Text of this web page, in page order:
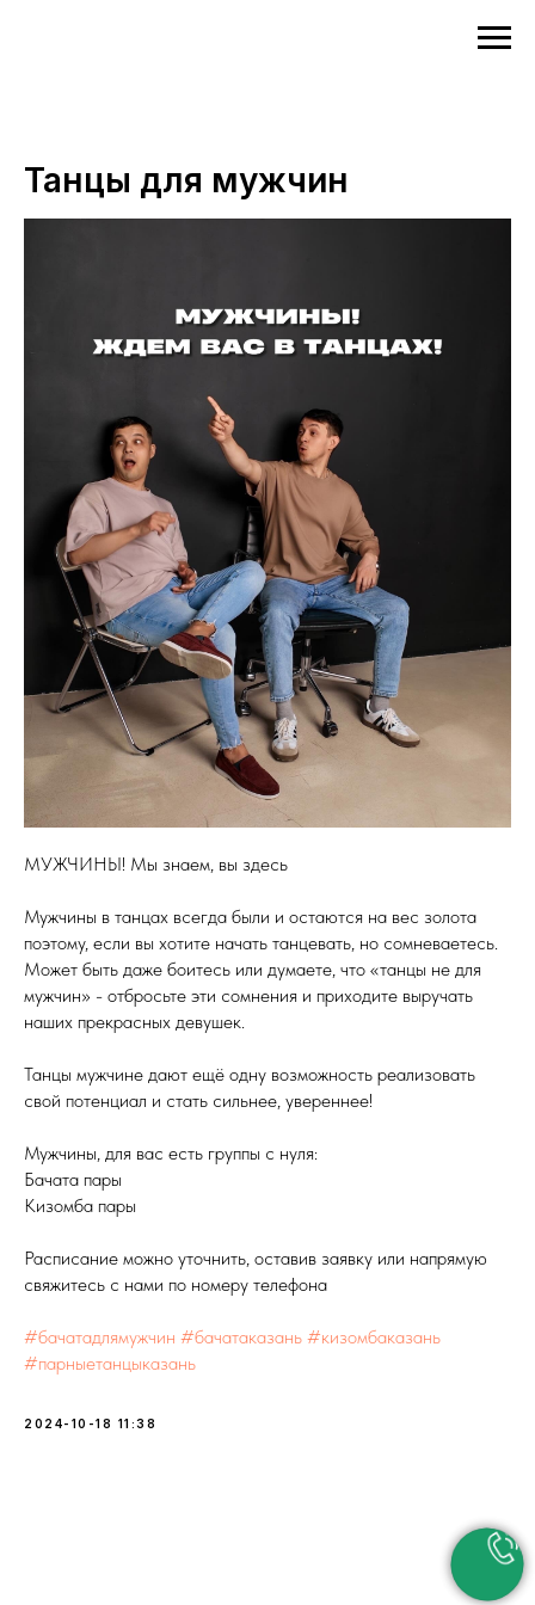
Танцы для мужчин
МУЖЧИНЫ! Мы знаем, вы здесь
Мужчины в танцах всегда были и остаются на вес золота
поэтому, если вы хотите начать танцевать, но сомневаетесь.
Может быть даже боитесь или думаете, что «танцы не для
мужчин» - отбросьте эти сомнения и приходите выручать
наших прекрасных девушек.
Танцы мужчине дают ещё одну возможность реализовать
свой потенциал и стать сильнее, увереннее!
Мужчины, для вас есть группы с нуля:
Бачата пары
Кизомба пары
Расписание можно уточнить, оставив заявку или напрямую
свяжитесь с нами по номеру телефона
#бачатадлямужчин #бачатаказань #кизомбаказань
#парныетанцыказань
2024-10-18 11:38